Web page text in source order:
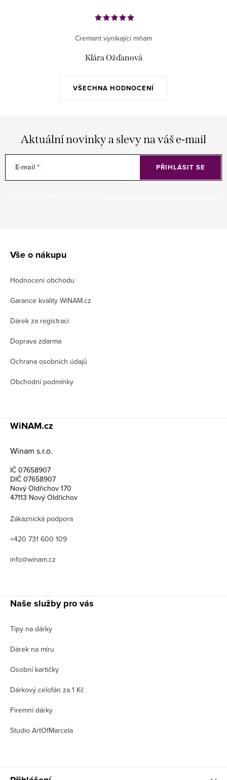
VŠECHNA HODNOCENÍ
Cremant vynikající mňam
Klára Ožďanová
Aktuální novinky a slevy na váš e-mail
E-mail PŘIHLÁSIT SE
Vše o nákupu
Hodnocení obchodu
Garance kvality WiNAM.cz
Dárek za registraci
Doprava zdarma
Ochrana osobních údajů
Obchodní podmínky
WiNAM.cz
Winam s.r.o.
IČ 07658907
DIČ 07658907
Nový Oldřichov 170
47113 Nový Oldřichov
Zákaznická podpora
+420 731 600 109
info@winam.cz
Naše služby pro vás
Tipy na dárky
Dárek na míru
Osobní kartičky
Dárkový celofán za 1 Kč
Firemní dárky
Studio ArtOfMarcela